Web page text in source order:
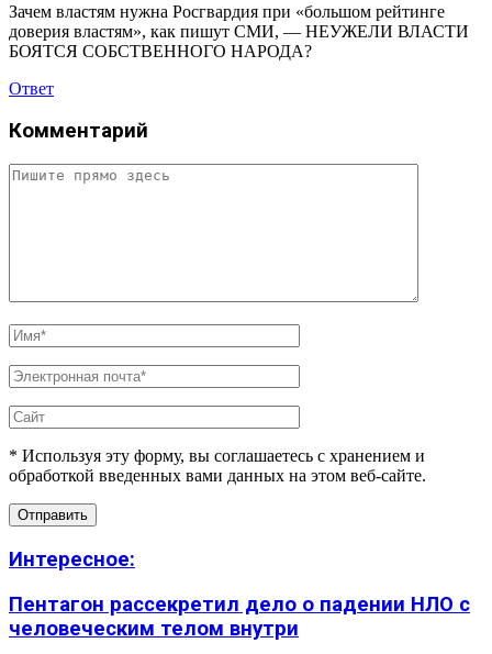
Зачем властям нужна Росгвардия при «большом рейтинге
доверия властям», как пишут СМИ, — НЕУЖЕЛИ ВЛАСТИ
БОЯТСЯ СОБСТВЕННОГО НАРОДА?
Ответ
Комментарий
* Используя эту форму, вы соглашаетесь с хранением и
обработкой введенных вами данных на этом веб-сайте.
Интересное:
Пентагон рассекретил дело о падении НЛО с
человеческим телом внутри